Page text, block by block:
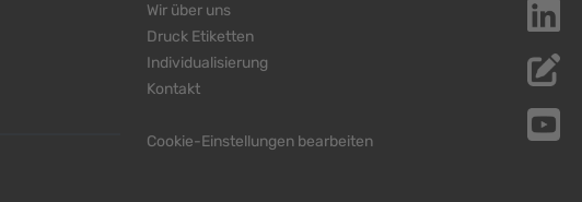
Wir über uns
Druck Etiketten
Individualisierung
Kontakt
Cookie-Einstellungen bearbeiten